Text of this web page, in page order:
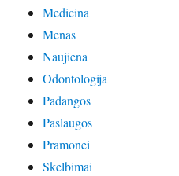
Medicina
Menas
Naujiena
Odontologija
Padangos
Paslaugos
Pramonei
Skelbimai